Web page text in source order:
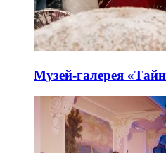
Музей-галерея